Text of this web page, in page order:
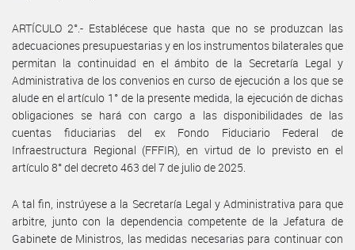
ARTÍCULO 2°.- Establécese que hasta que no se produzcan las
adecuaciones presupuestarias y en los instrumentos bilaterales que
permitan la continuidad en el ámbito de la Secretaría Legal y
Administrativa de los convenios en curso de ejecución a los que se
alude en el artículo 1° de la presente medida, la ejecución de dichas
obligaciones se hará con cargo a las disponibilidades de las
cuentas fiduciarias del ex Fondo Fiduciario Federal de
Infraestructura Regional (FFFIR), en virtud de lo previsto en el
artículo 8° del decreto 463 del 7 de julio de 2025.
A tal fin, instrúyese a la Secretaría Legal y Administrativa para que
arbitre, junto con la dependencia competente de la Jefatura de
Gabinete de Ministros, las medidas necesarias para continuar con